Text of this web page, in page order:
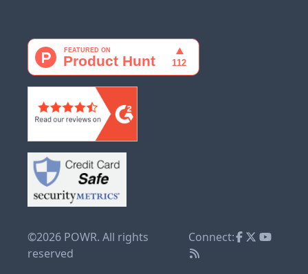
©2026 POWR. All rights
reserved
Connect: